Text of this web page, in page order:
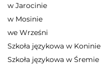
w Jarocinie
w Mosinie
we Wrześni
Szkoła językowa w Koninie
Szkoła językowa w Śremie